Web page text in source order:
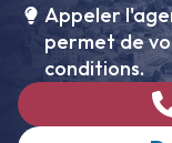
Appeler
permet de
conditions.